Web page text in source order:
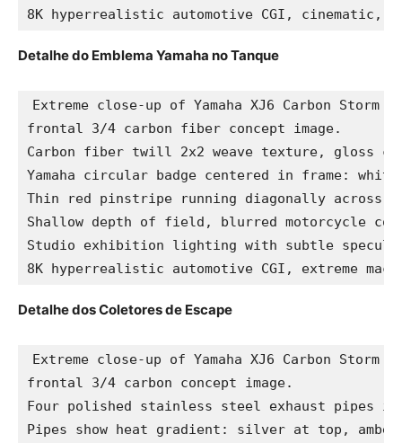
8K hyperrealistic automotive CGI, cinematic,
Detalhe do Emblema Yamaha no Tanque
Extreme close-up of Yamaha XJ6 Carbon
frontal 3/4 carbon fiber concept image.
Carbon fiber twill 2x2 weave texture, gloss
Yamaha circular badge centered in frame:
Thin red pinstripe running diagonally across
Shallow depth of field, blurred motorcycle
Studio exhibition lighting with subtle
8K hyperrealistic automotive CGI, extreme
Detalhe dos Coletores de Escape
Extreme close-up of Yamaha XJ6 Carbon
frontal 3/4 carbon concept image.
Four polished stainless steel exhaust
Pipes show heat gradient: silver at top,